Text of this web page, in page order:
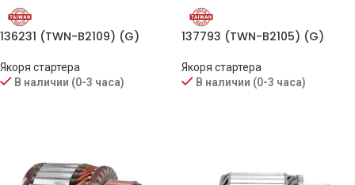
136231 (TWN-B2109) (G)
Якоря стартера
В наличии (0-3 часа)
137793 (TWN-B2105) (G)
Якоря стартера
В наличии (0-3 часа)